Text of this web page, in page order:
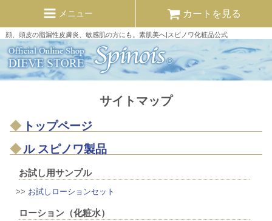
メニュー カートを見る
顔、頭皮の脂漏性皮膚炎、敏感肌の方にも。素肌美へ|スピノワ化粧品公式
サイトマップ
トップページ
ル スピノワ製品
お試し用サンプル
>> お試しローションセット
ローション（化粧水）